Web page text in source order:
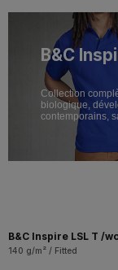
B&C
Collection
biologique,
contemporains,
B&C Inspire LSL T /
140 g/m² / Fitted